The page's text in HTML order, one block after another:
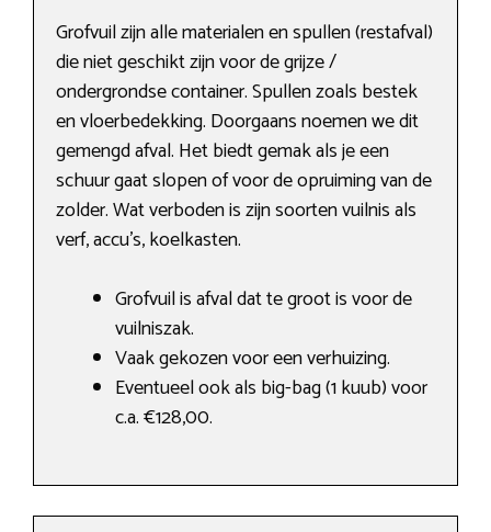
Grofvuil zijn alle materialen en spullen (restafval)
die niet geschikt zijn voor de grijze /
ondergrondse container. Spullen zoals bestek
en vloerbedekking. Doorgaans noemen we dit
gemengd afval. Het biedt gemak als je een
schuur gaat slopen of voor de opruiming van de
zolder. Wat verboden is zijn soorten vuilnis als
verf, accu’s, koelkasten.
Grofvuil is afval dat te groot is voor de
vuilniszak.
Vaak gekozen voor een verhuizing.
Eventueel ook als big-bag (1 kuub) voor
c.a. €128,00.